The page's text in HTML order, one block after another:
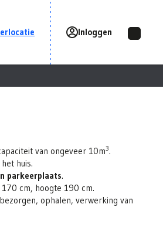
Inloggen
van ongeveer 10m3.
huis.
parkeerplaats.
cm, hoogte 190 cm.
ophalen, verwerking van